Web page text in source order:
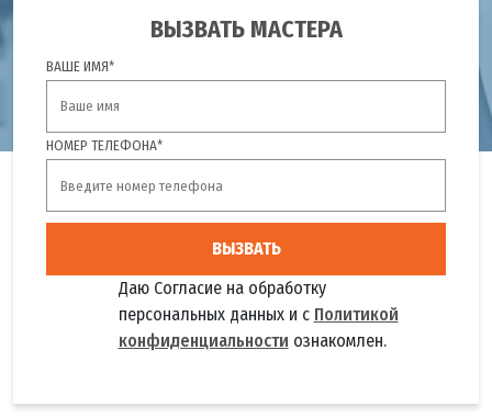
ВЫЗВАТЬ МАСТЕРА
ВАШЕ ИМЯ*
НОМЕР ТЕЛЕФОНА*
ВЫЗВАТЬ
Даю Согласие на обработку
персональных данных и с Политикой
конфиденциальности ознакомлен.